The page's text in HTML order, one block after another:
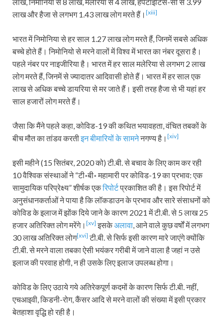
लाख और हैजा से लगभग 1.43 लाख लोग मरते हैं। [xiii]
भारत में निमोनिया से हर साल 1.27 लाख लोग मरते हैं, जिनमें सबसे अधिक
बच्चे होते हैं। निमोनियो से मरने वालों में विश्व में भारत का नंबर दूसरा है।
पहले नंबर पर नाइजीरिया है। भारत में हर साल मलेरिया से लगभग 2 लाख
लोग मरते हैं, जिनमें से ज्यादातर आदिवासी होते हैं। भारत में हर साल एक
लाख से अधिक बच्चे डायरिया से मर जाते हैं। इसी तरह हैजा से भी यहां हर
साल हजारों लोग मरते हैं।
जैसा कि मैंने पहले कहा, कोविड-19 की कथित भयावहता, वंचित तबकों के
बीच मौत का तांडव करतीइन बीमारियों के सामनेनगण्य है। [xiv]
इसी महीने (15 सितंबर, 2020 को) टी.बी. से बचाव के लिए काम कर रही
10 वैश्विक संस्थाओं ने “टी॰बी॰ महामारी पर कोविड-19 का प्रभाव: एक
सामुदायिक परिप्रेक्ष्य” शीर्षक एकरिपोर्टप्रकाशित की है। इस रिपोर्ट में
अनुसंधानकर्ताओं ने पाया है कि लॉकडाउन के प्रभाव और सारे संसाधनों को
कोविड के इलाज में झोंक दिये जाने के कारण 2021 में टी.बी. से 5 लाख 25
हजार अतिरिक्त लोग मरेंगे। [xv] इसकेअलावा , आने वाले कुछ वर्षों में लगभग
30 लाख अतिरिक्त लोग[xvi] टी.बी. से सिर्फ इसी कारण मारे जाएंगे क्योंकि
टी.बी. से मरने वाला तबका ऐसी भयंकर गरीबी में जाने वाला है जहां न उसे
इलाज की परवाह होगी, न ही उसके लिए इलाज उपलब्ध होगा।
कोविड के लिए उठाये गये अतिरेकपूर्ण कदमों के कारण सिर्फ टी.बी. नहीं,
एचआइवी, किडनी-रोग, कैंसर आदि से मरने वालों की संख्या में इसी प्रकार
बेतहाशा वृद्धि हो रही है।